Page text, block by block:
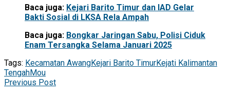
Baca juga: Kejari Barito Timur dan IAD Gelar
Bakti Sosial di LKSA Rela Ampah
Baca juga: Bongkar Jaringan Sabu, Polisi Ciduk
Enam Tersangka Selama Januari 2025
Tags: Kecamatan AwangKejari Barito TimurKejati Kalimantan
TengahMou
Previous Post